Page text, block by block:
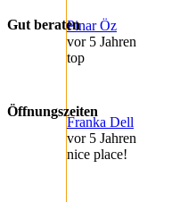
Pinar Öz
vor 5 Jahren
top
Franka Dell
vor 5 Jahren
nice place!
Gut beraten
Öffnungszeiten